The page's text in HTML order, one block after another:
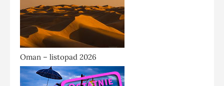
Oman – listopad 2026